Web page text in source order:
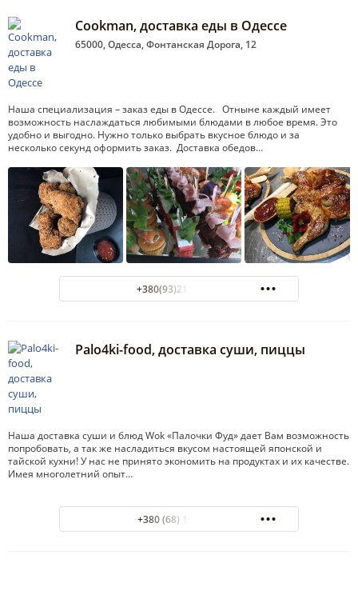
Cookman, доставка еды в Одессе
65000, Одесса, Фонтанская Дорога, 12
Наша специализация – заказ еды в Одессе. Отныне каждый имеет
возможность наслаждаться любимыми блюдами в любое время. Это
удобно и выгодно. Нужно только выбрать вкусное блюдо и за
несколько секунд оформить заказ. Доставка обедов…
+380(93)215-34-33
Palo4ki-food, доставка суши, пиццы
Наша доставка суши и блюд Wok «Палочки Фуд» дает Вам возможность
попробовать, а так же насладиться вкусом настоящей японской и
тайской кухни! У нас не принято экономить на продуктах и их качестве.
Имея многолетний опыт…
+380 (68) 1819891